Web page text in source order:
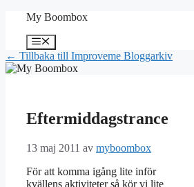
Hoppa
innehåll
My Boombox
Meny
← Tillbaka till Improveme Bloggarkiv
Eftermiddagstrance
13 maj 2011 av myboombox
För att komma igång lite inför
kvällens aktiviteter så kör vi lite